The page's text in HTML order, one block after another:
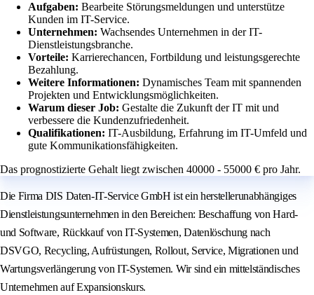
Aufgaben: Bearbeite Störungsmeldungen und unterstütze
Kunden im IT-Service.
Unternehmen: Wachsendes Unternehmen in der IT-
Dienstleistungsbranche.
Vorteile: Karrierechancen, Fortbildung und leistungsgerechte
Bezahlung.
Weitere Informationen: Dynamisches Team mit spannenden
Projekten und Entwicklungsmöglichkeiten.
Warum dieser Job: Gestalte die Zukunft der IT mit und
verbessere die Kundenzufriedenheit.
Qualifikationen: IT-Ausbildung, Erfahrung im IT-Umfeld und
gute Kommunikationsfähigkeiten.
Das prognostizierte Gehalt liegt zwischen 40000 - 55000 € pro Jahr.
Die Firma DIS Daten-IT-Service GmbH ist ein herstellerunabhängiges
Dienstleistungsunternehmen in den Bereichen: Beschaffung von Hard-
und Software, Rückkauf von IT-Systemen, Datenlöschung nach
DSVGO, Recycling, Aufrüstungen, Rollout, Service, Migrationen und
Wartungsverlängerung von IT-Systemen. Wir sind ein mittelständisches
Unternehmen auf Expansionskurs.